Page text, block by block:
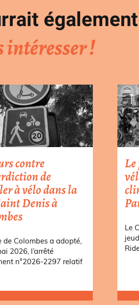
également
intéresser !
contre
de
à vélo dans la
Denis à
de Colombes a adopté,
2026, l’arrêté
n°2026-2297 relatif
Le